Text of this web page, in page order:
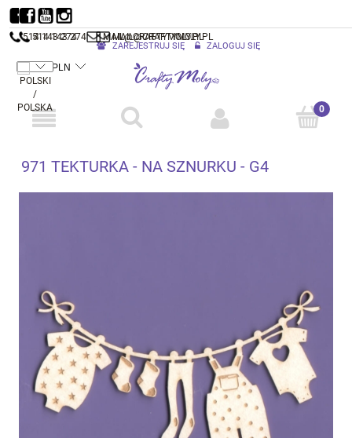
514 143 274 MAIL@CRAFTYMOLY.PL
ZAREJESTRUJ SIĘ ZALOGUJ SIĘ
514 143 274 MAIL@CRAFTYMOLY.PL
971 TEKTURKA - NA SZNURKU - G4